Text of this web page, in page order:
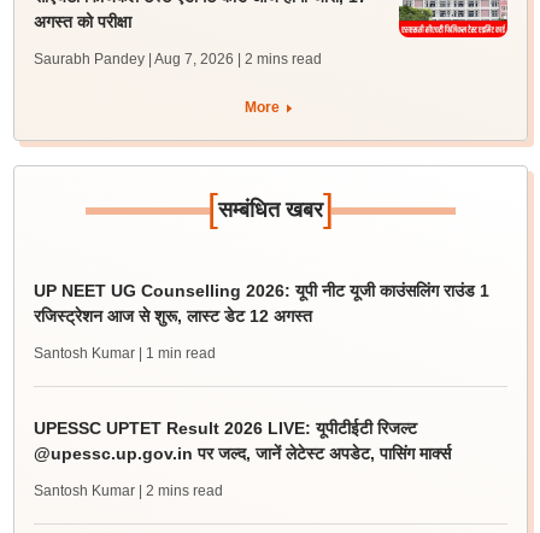
अगस्त को परीक्षा
Saurabh Pandey | Aug 7, 2026 | 2 mins read
More
[सम्बंधित खबर]
UP NEET UG Counselling 2026: यूपी नीट यूजी काउंसलिंग राउंड 1
रजिस्ट्रेशन आज से शुरू, लास्ट डेट 12 अगस्त
Santosh Kumar | 1 min read
UPESSC UPTET Result 2026 LIVE: यूपीटीईटी रिजल्ट
@upessc.up.gov.in पर जल्द, जानें लेटेस्ट अपडेट, पासिंग मार्क्स
Santosh Kumar | 2 mins read